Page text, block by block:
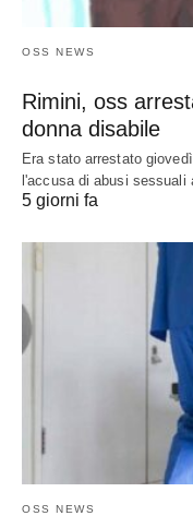
OSS NEWS
Rimini, oss
donna disabile
Era stato arrestato
l'accusa di abusi
5 giorni fa
OSS NEWS